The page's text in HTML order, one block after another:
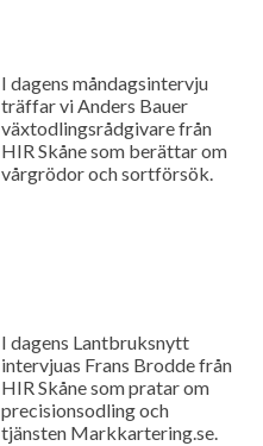
I dagens måndagsintervju
träffar vi Anders Bauer
växtodlingsrådgivare från
HIR Skåne som berättar om
vårgrödor och sortförsök.
I dagens Lantbruksnytt
intervjuas Frans Brodde från
HIR Skåne som pratar om
precisionsodling och
tjänsten Markkartering.se.